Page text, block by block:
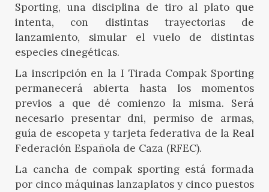
Sporting, una disciplina de tiro al plato que
intenta, con distintas trayectorias de
lanzamiento, simular el vuelo de distintas
especies cinegéticas.
La inscripción en la I Tirada Compak Sporting
permanecerá abierta hasta los momentos
previos a que dé comienzo la misma. Será
necesario presentar dni, permiso de armas,
guía de escopeta y tarjeta federativa de la Real
Federación Española de Caza (RFEC).
La cancha de compak sporting está formada
por cinco máquinas lanzaplatos y cinco puestos